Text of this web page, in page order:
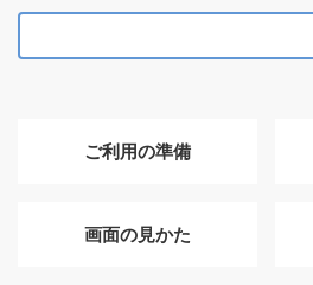
ご利用の準備
画面の見かた